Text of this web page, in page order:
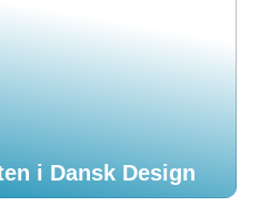
i Dansk Design